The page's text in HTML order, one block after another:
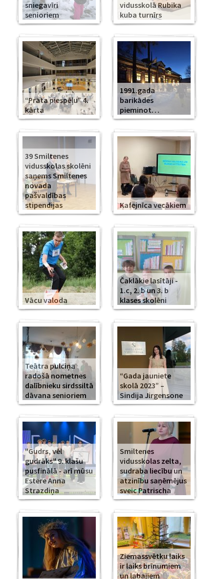
sniegavīri
senioriem
vidusskolā Rubika
kuba turnīrs
“Prāta piespēļu” 4.
kārta
1991.gada
barikādes
pieminot…
39 Smiltenes
vidusskolas skolēni
saņems Smiltenes
novada
pašvaldības
stipendijas
Kafejnīca vecākiem
Vācu valoda
Čaklākie lasītāji -
1.c, 2. b un 3. b
klases skolēni
Teātra pulciņa
radošā nometnes
dalībnieku sirdssiltā
dāvana senioriem
“Gada jauniete
skolā 2023” –
Sindija Jirgensone
"Gudrs, vēl
gudrāks" 9. klašu
pusfinālā - arī mūsu
Estere Anna
Strazdiņa
Smiltenes
vidusskolas zelta,
sudraba liecību un
atzinību saņēmējus
sveic Patrischa
Ziemassvētku laiks
ir laiks brīnumiem
un labajiem